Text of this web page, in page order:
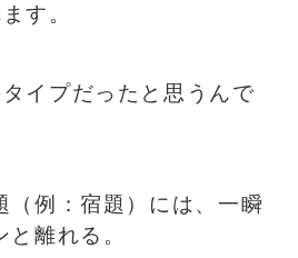
す。
イプだったと思うんで
（例：宿題）には、一瞬
離れる。